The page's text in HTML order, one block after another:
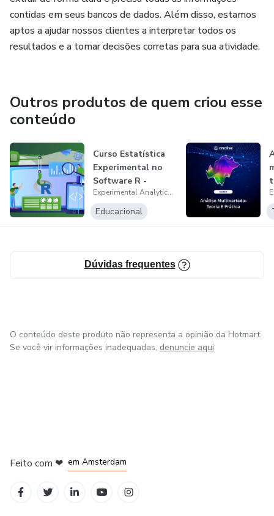
contidas em seus bancos de dados. Além disso, estamos
aptos a ajudar nossos clientes a interpretar todos os
resultados e a tomar decisões corretas para sua atividade.
Outros produtos de quem criou esse
conteúdo
Curso Estatística
Experimental no
Software R -
Módulo 2 - Ex...
Experimental Analytics Corporation - EAC - Cnpj: 28.926.841/0001-43
Educacional
Dúvidas frequentes
O conteúdo deste produto não representa a opinião da Hotmart.
Se você vir informações inadequadas, denuncie aqui
Feito com ❤ em Amsterdam